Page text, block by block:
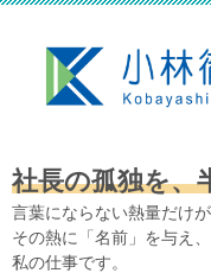
社長の孤独を、
言葉にならない熱量だけ
その熱に「名前」を与え
私の仕事です。